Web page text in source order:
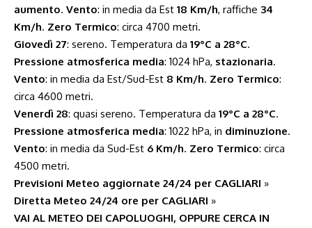
aumento. Vento: in media da Est 18 Km/h, raffiche 34
Km/h. Zero Termico: circa 4700 metri.
Giovedì 27: sereno. Temperatura da 19°C a 28°C.
Pressione atmosferica media: 1024 hPa, stazionaria.
Vento: in media da Est/Sud-Est 8 Km/h. Zero Termico:
circa 4600 metri.
Venerdì 28: quasi sereno. Temperatura da 19°C a 28°C.
Pressione atmosferica media: 1022 hPa, in diminuzione.
Vento: in media da Sud-Est 6 Km/h. Zero Termico: circa
4500 metri.
Previsioni Meteo aggiornate 24/24 per CAGLIARI »
Diretta Meteo 24/24 ore per CAGLIARI »
VAI AL METEO DEI CAPOLUOGHI, OPPURE CERCA IN